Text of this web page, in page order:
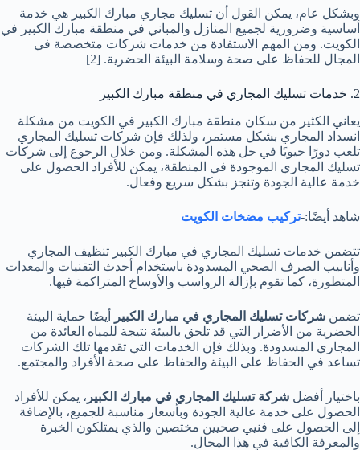
وبشكل عام، يمكن القول أن تسليك مجاري مبارك الكبير هي خدمة
أساسية وضرورية لجميع المنازل والمباني في منطقة مبارك الكبير في
الكويت. ومن المهم الاستفادة من خدمات شركات متخصصة في
المجال للحفاظ على صحة وسلامة البيئة الحضرية. [2]
2. خدمات تسليك المجاري في منطقة مبارك الكبير
يعاني الكثير من سكان منطقة مبارك الكبير في الكويت من مشكلة
انسداد المجاري بشكل مستمر، ولذلك فإن شركات تسليك المجاري
تلعب دورًا حيويًا في حل هذه المشكلة. ومن خلال الرجوع إلى شركات
تسليك المجاري الموجودة في المنطقة، يمكن للأفراد الحصول على
خدمة عالية الجودة وتنجز بشكل سريع وفعال.
شاهد أيضًا:-تركيب مضخات الكويت
تتضمن خدمات تسليك المجاري في مبارك الكبير تنظيف المجاري
وأنابيب الصرف الصحي المسدودة باستخدام أحدث التقنيات والمعدات
المتطورة، كما تقوم بإزالة الرواسب والأوساخ المتراكمة فيها.
تضمن شركات تسليك المجاري في مبارك الكبير
أيضًا حماية البيئة
الحضرية من الأضرار التي قد تلحق بالبيئة نتيجة للمياه العائدة من
المجاري المسدودة. وبذلك فإن الخدمات التي تقدمها تلك الشركات
تساعد في الحفاظ على البيئة والحفاظ على صحة الأفراد والمجتمع.
باختيار أفضل شركة تسليك المجاري في مبارك الكبير ، يمكن للأفراد
الحصول على خدمة عالية الجودة وبأسعار مناسبة للجميع، بالإضافة
إلى الحصول على فنيي صحيين مختصين والذي يمتلكون الخبرة
والمعرفة الكافية في هذا المجال.